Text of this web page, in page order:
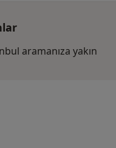
aramanıza yakın